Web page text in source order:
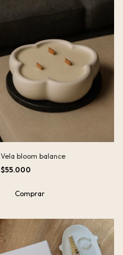
Vela bloom balance
$55.000
Comprar